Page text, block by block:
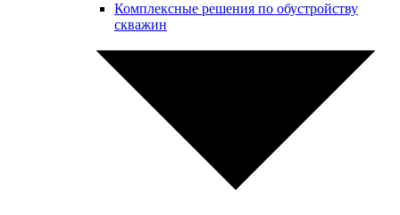
Комплексные решения по обустройству
скважин